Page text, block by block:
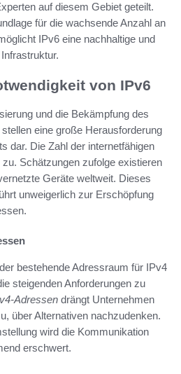
auf diesem Gebiet geteilt.
für die wachsende Anzahl an
IPv6 eine nachhaltige und
von IPv6
und die Bekämpfung des
stellen eine große Herausforderung
dar. Die Zahl der internetfähigen
Schätzungen zufolge existieren
Geräte weltweit. Dieses
unweigerlich zur Erschöpfung
bestehende Adressraum für IPv4
steigenden Anforderungen zu
Adressen drängt Unternehmen
über Alternativen nachzudenken.
wird die Kommunikation
erschwert.